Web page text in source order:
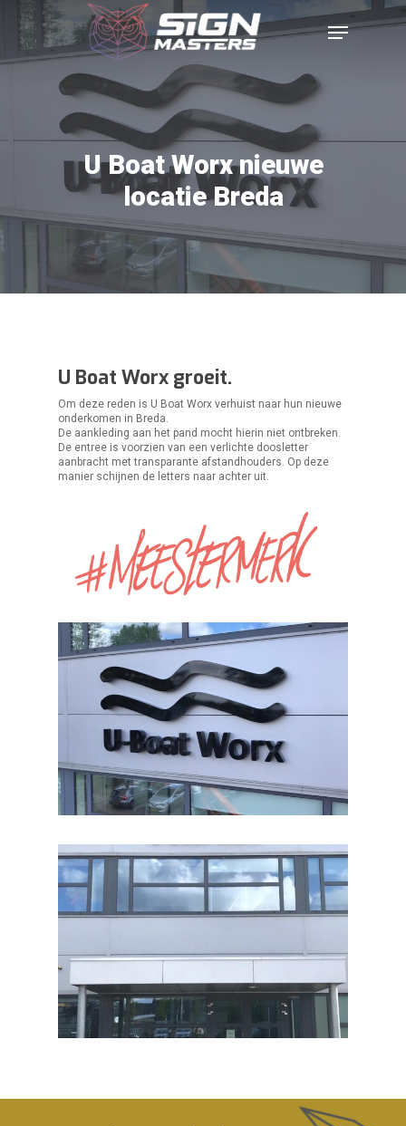
U Boat Worx nieuwe
locatie Breda
U Boat Worx groeit.
Om deze reden is U Boat Worx verhuist naar hun nieuwe
onderkomen in Breda.
De aankleding aan het pand mocht hierin niet ontbreken.
De entree is voorzien van een verlichte doosletter
aanbracht met transparante afstandhouders. Op deze
manier schijnen de letters naar achter uit.